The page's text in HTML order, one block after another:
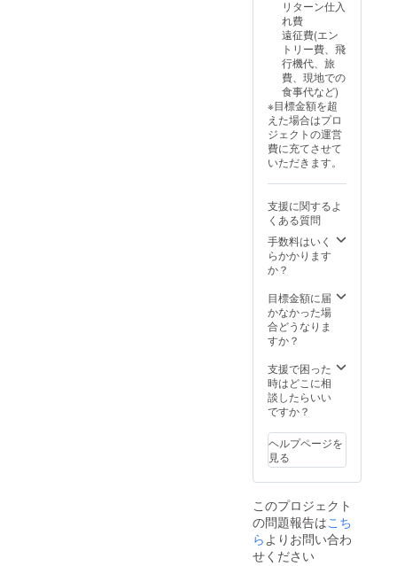
リターン仕入
れ費
遠征費(エン
トリー費、飛
行機代、旅
費、現地での
食事代など)
※目標金額を超
えた場合はプロ
ジェクトの運営
費に充てさせて
いただきます。
支援に関するよ
くある質問
手数料はいく
らかかります
か？
目標金額に届
かなかった場
合どうなりま
すか？
支援で困った
時はどこに相
談したらいい
ですか？
ヘルプページを
見る
このプロジェクト
の問題報告はこち
らよりお問い合わ
せください